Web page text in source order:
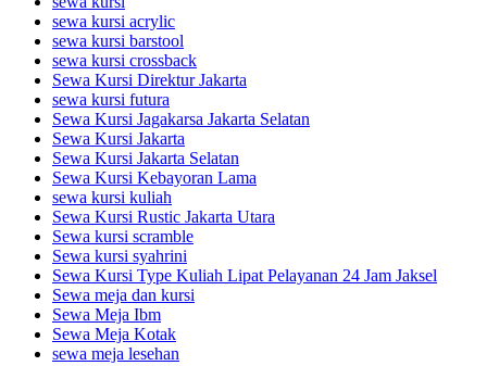
sewa kursi acrylic
sewa kursi barstool
sewa kursi crossback
Sewa Kursi Direktur Jakarta
sewa kursi futura
Sewa Kursi Jagakarsa Jakarta Selatan
Sewa Kursi Jakarta
Sewa Kursi Jakarta Selatan
Sewa Kursi Kebayoran Lama
sewa kursi kuliah
Sewa Kursi Rustic Jakarta Utara
Sewa kursi scramble
Sewa kursi syahrini
Sewa Kursi Type Kuliah Lipat Pelayanan 24 Jam Jaksel
Sewa meja dan kursi
Sewa Meja Ibm
Sewa Meja Kotak
sewa meja lesehan